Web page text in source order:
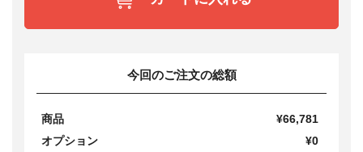
今回のご注文の総額
商品
¥66,781
オプション
¥0